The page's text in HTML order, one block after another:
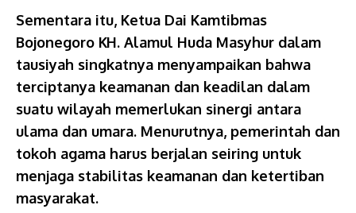
Sementara itu, Ketua Dai Kamtibmas
Bojonegoro KH. Alamul Huda Masyhur dalam
tausiyah singkatnya menyampaikan bahwa
terciptanya keamanan dan keadilan dalam
suatu wilayah memerlukan sinergi antara
ulama dan umara. Menurutnya, pemerintah dan
tokoh agama harus berjalan seiring untuk
menjaga stabilitas keamanan dan ketertiban
masyarakat.